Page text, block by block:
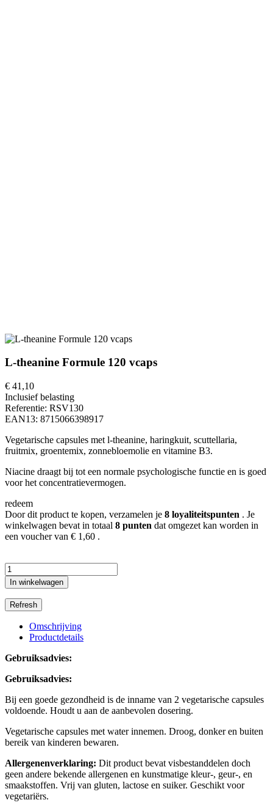
L-theanine Formule 120 vcaps
€ 41,10
Inclusief belasting
Referentie: RSV130
EAN13: 8715066398917
Vegetarische capsules met l-theanine, haringkuit, scuttellaria,
fruitmix, groentemix, zonnebloemolie en vitamine B3.
Niacine draagt bij tot een normale psychologische functie en is goed
voor het concentratievermogen.
redeem
Door dit product te kopen, verzamelen je 8 loyaliteitspunten . Je
winkelwagen bevat in totaal 8 punten dat omgezet kan worden in
een voucher van € 1,60 .
In winkelwagen
Omschrijving
Productdetails
Gebruiksadvies:
Gebruiksadvies:
Bij een goede gezondheid is de inname van 2 vegetarische capsules
voldoende. Houdt u aan de aanbevolen dosering.
Vegetarische capsules met water innemen. Droog, donker en buiten
bereik van kinderen bewaren.
Allergenenverklaring: Dit product bevat visbestanddelen doch
geen andere bekende allergenen en kunstmatige kleur-, geur-, en
smaakstoffen. Vrij van gluten, lactose en suiker. Geschikt voor
vegetariërs.